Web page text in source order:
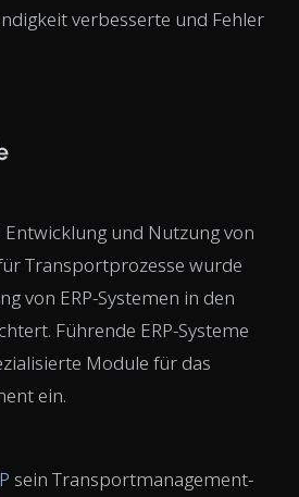
verbesserte und Fehler
und Nutzung von
Transportprozesse wurde
von ERP-Systemen in den
Führende ERP-Systeme
Module für das
ein.
sein Transportmanagement-